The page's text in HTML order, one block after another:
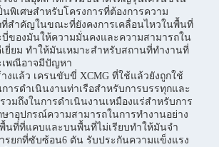
พิเศษสําหรับโครงการที่ต้องการความ
ที่สําคัญในขณะที่ยังคงการเคลื่อนไหวในพื้นที่
บี่ของมันให้ความมั่นคงและความสามารถใน
ยี่ยม ทําให้มันเหมาะสําหรับสถานที่ทํางานที่
เพณีอาจมีปัญหา
งแล้ว เครนขับขี่ XCMG ที่ใช้แล้วยังถูกใช้
ารดําเนินงานท่าเรือสําหรับการบรรทุกและ
มถึงในการดําเนินงานเหมืองแร่สําหรับการ
าอุปกรณ์ความสามารถในการทํางานอย่าง
นที่ที่แคบและบนพื้นที่ไม่เรียบทําให้มันจํา
รยกที่ซับซ้อน6 ตัน รับประกันความแข็งแรง